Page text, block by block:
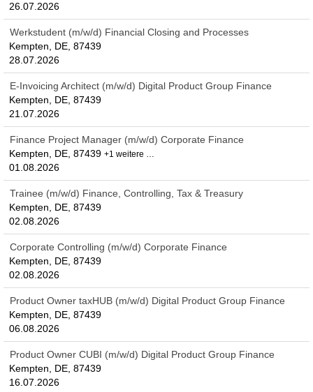
26.07.2026
Werkstudent (m/w/d) Financial Closing and Processes
Kempten, DE, 87439
28.07.2026
E-Invoicing Architect (m/w/d) Digital Product Group Finance
Kempten, DE, 87439
21.07.2026
Finance Project Manager (m/w/d) Corporate Finance
Kempten, DE, 87439 +1 weitere …
01.08.2026
Trainee (m/w/d) Finance, Controlling, Tax & Treasury
Kempten, DE, 87439
02.08.2026
Corporate Controlling (m/w/d) Corporate Finance
Kempten, DE, 87439
02.08.2026
Product Owner taxHUB (m/w/d) Digital Product Group Finance
Kempten, DE, 87439
06.08.2026
Product Owner CUBI (m/w/d) Digital Product Group Finance
Kempten, DE, 87439
16.07.2026